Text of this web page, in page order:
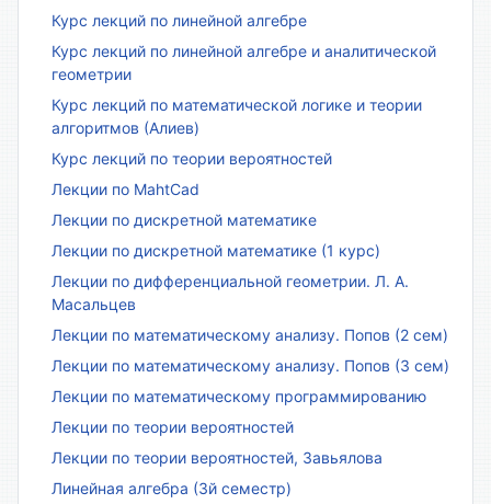
Курс лекций по линейной алгебре
Курс лекций по линейной алгебре и аналитической
геометрии
Курс лекций по математической логике и теории
алгоритмов (Алиев)
Курс лекций по теории вероятностей
Лекции по MahtCad
Лекции по дискретной математике
Лекции по дискретной математике (1 курс)
Лекции по дифференциальной геометрии. Л. А.
Масальцев
Лекции по математическому анализу. Попов (2 сем)
Лекции по математическому анализу. Попов (3 сем)
Лекции по математическому программированию
Лекции по теории вероятностей
Лекции по теории вероятностей, Завьялова
Линейная алгебра (3й семестр)